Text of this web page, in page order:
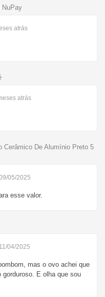
NuPay
atrás
atrás
Cerâmico De Alumínio Preto 5
05/2025
esse valor.
04/2025
mas o ovo achei que
E olha que sou